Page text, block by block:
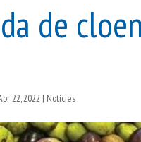
de
22, 2022 | Notícies